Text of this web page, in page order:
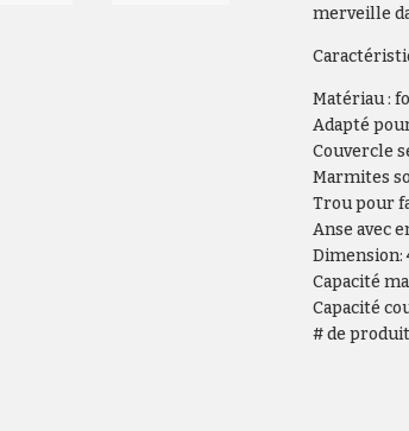
merveille
Matériau :
Adapté
Couvercle
Marmites
Trou pour
Anse avec
Dimension:
Capacité
Capacité
# de